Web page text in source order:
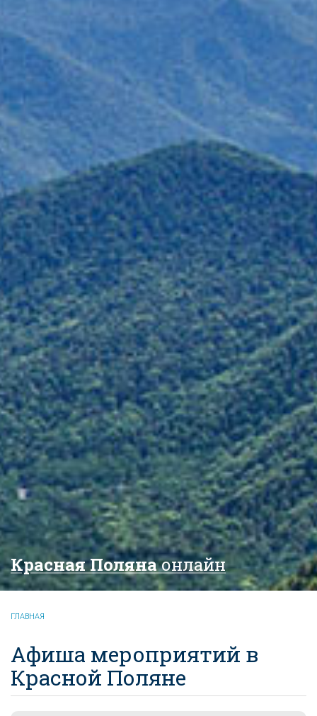
Красная Полянаонлайн
ГЛАВНАЯ
Афиша мероприятий в
Красной Поляне